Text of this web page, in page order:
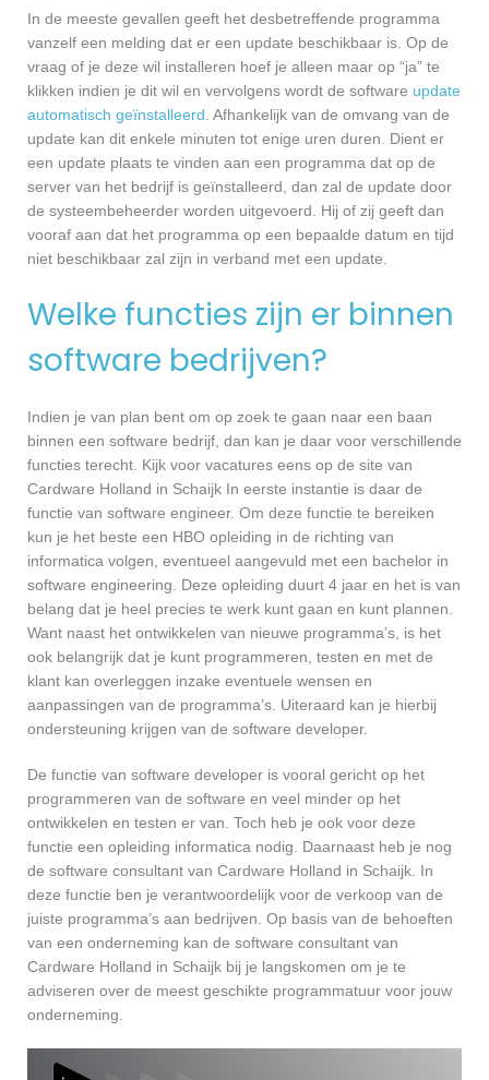
In de meeste gevallen geeft het desbetreffende programma
vanzelf een melding dat er een update beschikbaar is. Op de
vraag of je deze wil installeren hoef je alleen maar op “ja” te
klikken indien je dit wil en vervolgens wordt de software update
automatisch geïnstalleerd. Afhankelijk van de omvang van de
update kan dit enkele minuten tot enige uren duren. Dient er
een update plaats te vinden aan een programma dat op de
server van het bedrijf is geïnstalleerd, dan zal de update door
de systeembeheerder worden uitgevoerd. Hij of zij geeft dan
vooraf aan dat het programma op een bepaalde datum en tijd
niet beschikbaar zal zijn in verband met een update.
Welke functies zijn er binnen
software bedrijven?
Indien je van plan bent om op zoek te gaan naar een baan
binnen een software bedrijf, dan kan je daar voor verschillende
functies terecht. Kijk voor vacatures eens op de site van
Cardware Holland in Schaijk In eerste instantie is daar de
functie van software engineer. Om deze functie te bereiken
kun je het beste een HBO opleiding in de richting van
informatica volgen, eventueel aangevuld met een bachelor in
software engineering. Deze opleiding duurt 4 jaar en het is van
belang dat je heel precies te werk kunt gaan en kunt plannen.
Want naast het ontwikkelen van nieuwe programma’s, is het
ook belangrijk dat je kunt programmeren, testen en met de
klant kan overleggen inzake eventuele wensen en
aanpassingen van de programma’s. Uiteraard kan je hierbij
ondersteuning krijgen van de software developer.
De functie van software developer is vooral gericht op het
programmeren van de software en veel minder op het
ontwikkelen en testen er van. Toch heb je ook voor deze
functie een opleiding informatica nodig. Daarnaast heb je nog
de software consultant van Cardware Holland in Schaijk. In
deze functie ben je verantwoordelijk voor de verkoop van de
juiste programma’s aan bedrijven. Op basis van de behoeften
van een onderneming kan de software consultant van
Cardware Holland in Schaijk bij je langskomen om je te
adviseren over de meest geschikte programmatuur voor jouw
onderneming.